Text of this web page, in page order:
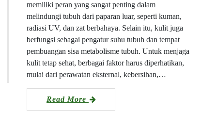
memiliki peran yang sangat penting dalam
melindungi tubuh dari paparan luar, seperti kuman,
radiasi UV, dan zat berbahaya. Selain itu, kulit juga
berfungsi sebagai pengatur suhu tubuh dan tempat
pembuangan sisa metabolisme tubuh. Untuk menjaga
kulit tetap sehat, berbagai faktor harus diperhatikan,
mulai dari perawatan eksternal, kebersihan,…
Read More